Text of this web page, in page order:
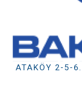
ATAKÖY 2-5-